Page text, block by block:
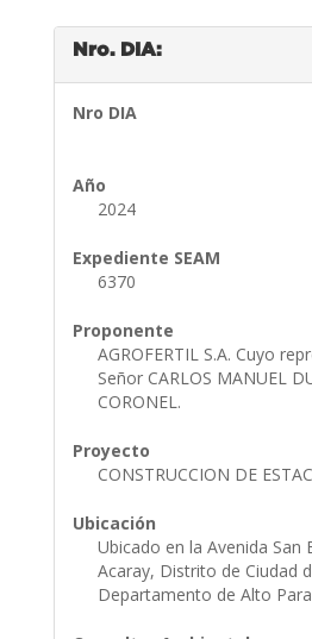
Nro. DIA:
Nro DIA
Año
2024
Expediente SEAM
6370
Proponente
AGROFERTIL S.A. Cuyo
Señor CARLOS MANUEL
CORONEL.
Proyecto
CONSTRUCCION DE
Ubicación
Ubicado en la Avenida San
Acaray, Distrito de Ciudad
Departamento de Alto